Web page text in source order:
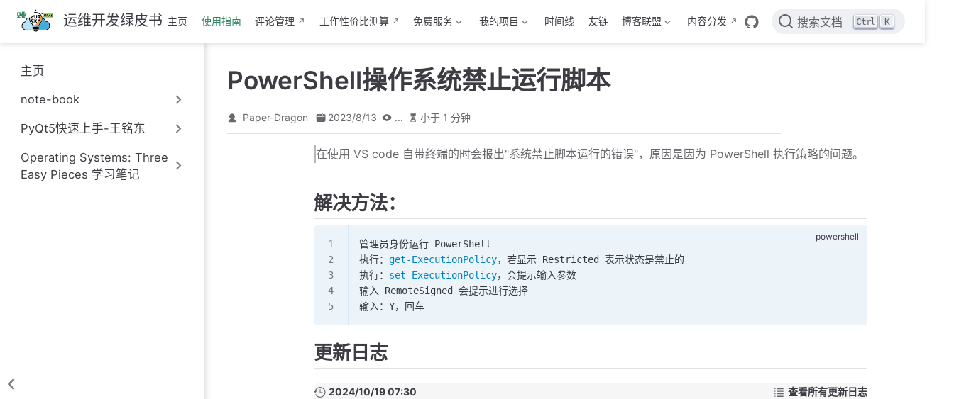
跳
至
主
要
內
运维开发绿皮书 主页 使用指南 评论管理 工作性价比测算 免费服务 我的项目 时间线 友链 博客联盟 内容分发 搜索文档 Ctrl K
主页
note-book
PyQt5快速上手-王铭东
Operating Systems: Three
Easy Pieces 学习笔记
PowerShell操作系统禁止运行脚本
Paper-Dragon 2023/8/13 ... 小于 1 分钟
在使用 VS code 自带终端的时会报出"系统禁止脚本运行的错误"，原因是因为 PowerShell 执行策略的问题。
解决方法：
管理员身份运行 PowerShell
执行： get-ExecutionPolicy，若显示 Restricted 表示状态是禁止的
执行： set-ExecutionPolicy，会提示输入参数
输入 RemoteSigned 会提示进行选择
输入：Y，回车
更新日志
2024/10/19 07:30 查看所有更新日志